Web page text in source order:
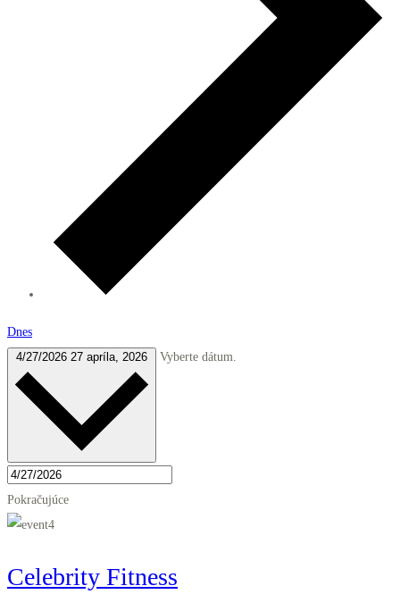
Dnes
4/27/2026 27 apríla, 2026 Vyberte dátum.
Pokračujúce
Celebrity Fitness